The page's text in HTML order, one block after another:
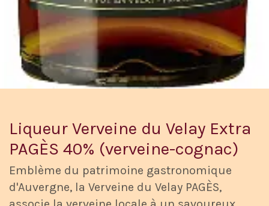
Liqueur Verveine du Velay Extra
PAGÈS 40% (verveine-cognac)
Emblème du patrimoine gastronomique
d'Auvergne, la Verveine du Velay PAGÈS,